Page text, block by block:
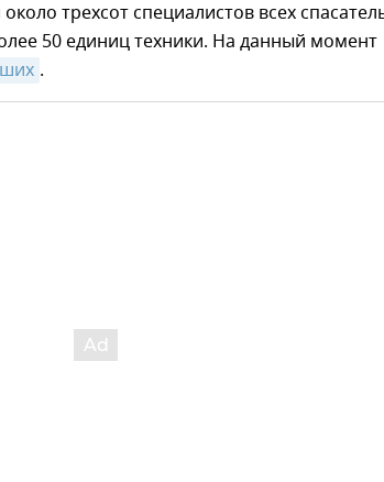
трехсот специалистов всех
50 единиц техники. На данный момент
.